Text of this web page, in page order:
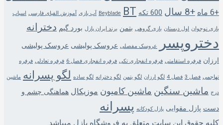
+6 ماه +8 سال 600 تکه Beyblade BT آب بازی آموزش الفبای فارسی اسباب
بازی نوجوان اول دبستان بازی گروهی بتمن برند ایران پازل بورد گیم دخترانه
دختروپسر عروسک مفصلی عروسک پولیشی عروسک پولیشی
ارزان فرفره استقامتی فرفره انفجاری تکی فرفره انفجاری فصل 6 فرفره تعادلی فرفره
تهاجمی فصل 3 فصل 4 لگو ارزان لگو بتمن لگو دخترانه لگو ساده لگو پسرانه ماشین
درج ماشین سنگین ماشین کامیون موزیکال هماهنگی چشم و
دست پازل مقوایی پازل کودکانه پسرانه
کلیه حقوق این سایت متعلق به فروشگاه پازل میباشد.